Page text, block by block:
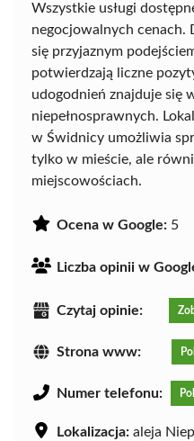
Wszystkie usługi
negocjowalnych cenach.
się przyjaznym
potwierdzają liczne
udogodnień znajduje się
niepełnosprawnych.
w Świdnicy umożliwia
tylko w mieście, ale
miejscowościach.
Ocena w Google: 5
Liczba opinii w
Czytaj opinie:
Strona www:
Numer telefonu:
Lokalizacja: aleja